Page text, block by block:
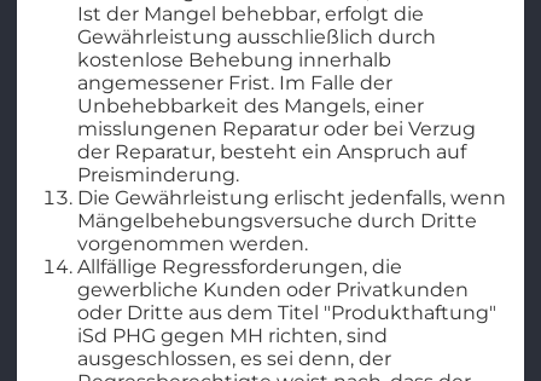
Ist der Mangel behebbar, erfolgt die
Gewährleistung ausschließlich durch
kostenlose Behebung innerhalb
angemessener Frist. Im Falle der
Unbehebbarkeit des Mangels, einer
misslungenen Reparatur oder bei Verzug
der Reparatur, besteht ein Anspruch auf
Preisminderung.
Die Gewährleistung erlischt jedenfalls, wenn
Mängelbehebungsversuche durch Dritte
vorgenommen werden.
Allfällige Regressforderungen, die
gewerbliche Kunden oder Privatkunden
oder Dritte aus dem Titel "Produkthaftung"
iSd PHG gegen MH richten, sind
ausgeschlossen, es sei denn, der